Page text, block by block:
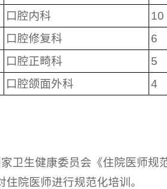
口腔内科
10
口腔修复科
6
口腔正畸科
5
口腔颌面外科 4
卫生健康委员会《住院医师规
院医师进行规范化培训。